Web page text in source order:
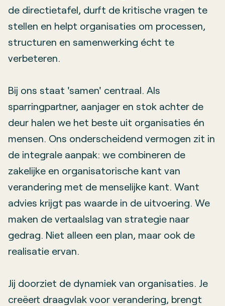
de directietafel, durft de kritische vragen te
stellen en helpt organisaties om processen,
structuren en samenwerking écht te
verbeteren.
Bij ons staat 'samen' centraal. Als
sparringpartner, aanjager en stok achter de
deur halen we het beste uit organisaties én
mensen. Ons onderscheidend vermogen zit in
de integrale aanpak: we combineren de
zakelijke en organisatorische kant van
verandering met de menselijke kant. Want
advies krijgt pas waarde in de uitvoering. We
maken de vertaalslag van strategie naar
gedrag. Niet alleen een plan, maar ook de
realisatie ervan.
Jij doorziet de dynamiek van organisaties. Je
creëert draagvlak voor verandering, brengt